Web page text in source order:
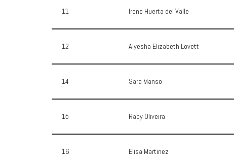
11 Irene Huerta del Valle
12 Alyesha Elizabeth Lovett
14 Sara Manso
15 Raby Oliveira
16 Elisa Martinez